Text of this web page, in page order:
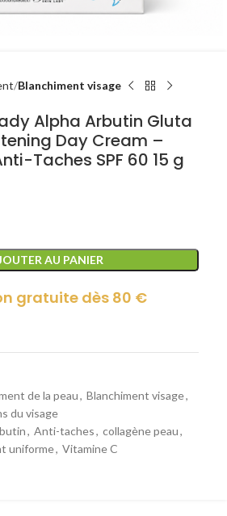
Blanchiment visage
Alpha Arbutin Gluta
Day Cream –
Taches SPF 60 15 g
AU PANIER
gratuite dès 80 €
de la peau, Blanchiment visage,
du visage
, Anti-taches, collagène peau,
uniforme, Vitamine C